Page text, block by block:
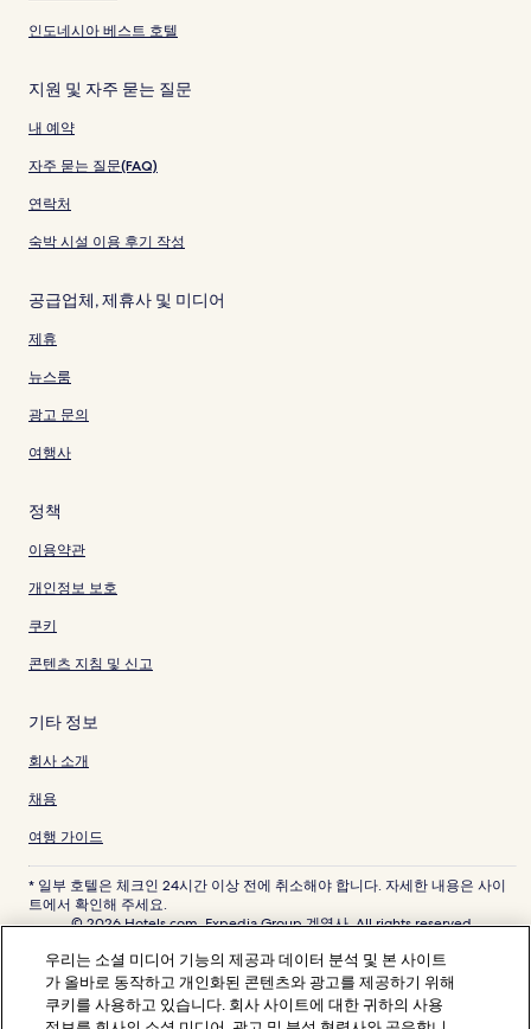
인도네시아 베스트 호텔
지원 및 자주 묻는 질문
내 예약
자주 묻는 질문(FAQ)
연락처
숙박 시설 이용 후기 작성
공급업체, 제휴사 및 미디어
제휴
뉴스룸
광고 문의
여행사
정책
이용약관
개인정보 보호
쿠키
콘텐츠 지침 및 신고
기타 정보
회사 소개
채용
여행 가이드
* 일부 호텔은 체크인 24시간 이상 전에 취소해야 합니다. 자세한 내용은 사이
트에서 확인해 주세요.
© 2026 Hotels.com, Expedia Group 계열사. All rights reserved.
LP의 상표 또는 등록 상표입니다. 기타 모든 상표는 해당 소유권자의 자산입니
분쟁 해결: 전화: 82-3480-0145, 이메일: CS@koreasupport.hotels.com
트래블파트너익스체인지코리아 주식회사. 사업자등록번호: 821-88-01025
우리는 소셜 미디어 기능의 제공과 데이터 분석 및 본 사이트
가 올바로 동작하고 개인화된 콘텐츠와 광고를 제공하기 위해
쿠키를 사용하고 있습니다. 회사 사이트에 대한 귀하의 사용